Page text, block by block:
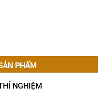
PHẨM
NGHIỆM